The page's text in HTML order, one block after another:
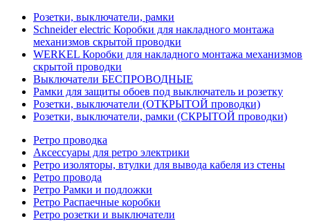
Розетки, выключатели, рамки
Schneider electric Коробки для накладного монтажа
механизмов скрытой проводки
WERKEL Коробки для накладного монтажа механизмов
скрытой проводки
Выключатели БЕСПРОВОДНЫЕ
Рамки для защиты обоев под выключатель и розетку
Розетки, выключатели (ОТКРЫТОЙ проводки)
Розетки, выключатели, рамки (СКРЫТОЙ проводки)
Ретро проводка
Аксессуары для ретро электрики
Ретро изоляторы, втулки для вывода кабеля из стены
Ретро провода
Ретро Рамки и подложки
Ретро Распаечные коробки
Ретро розетки и выключатели